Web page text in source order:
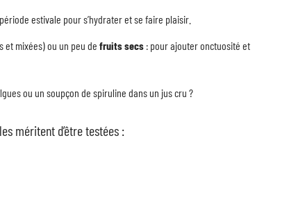
estivale pour s’hydrater et se faire plaisir.
et mixées) ou un peu de fruits secs : pour ajouter onctuosité et
ou un soupçon de spiruline dans un jus cru ?
méritent d’être testées :